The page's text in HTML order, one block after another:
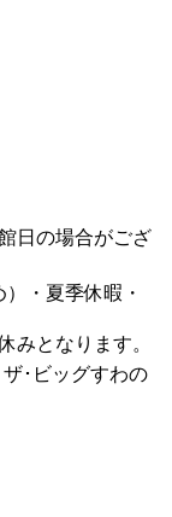
日の場合がござ
・夏季休暇・
みとなります。
ザ･ビッグすわの